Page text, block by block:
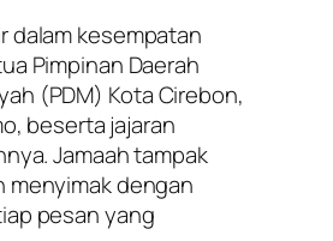
dalam kesempatan
Pimpinan Daerah
(PDM) Kota Cirebon,
beserta jajaran
Jamaah tampak
menyimak dengan
pesan yang